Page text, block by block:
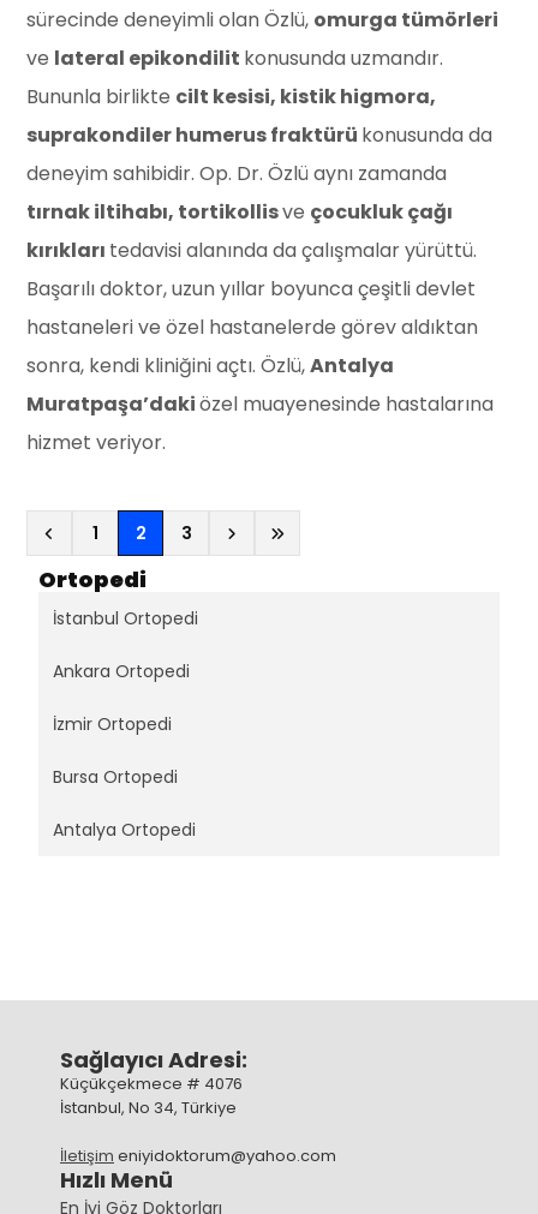
Ortopedi
İstanbul Ortopedi
Ankara Ortopedi
İzmir Ortopedi
Bursa Ortopedi
Antalya Ortopedi
sürecinde deneyimli olan Özlü, omurga tümörleri
ve lateral epikondilit konusunda uzmandır.
Bununla birlikte cilt kesisi, kistik higmora,
suprakondiler humerus fraktürü konusunda da
deneyim sahibidir. Op. Dr. Özlü aynı zamanda
tırnak iltihabı, tortikollisve çocukluk çağı
kırıkları tedavisi alanında da çalışmalar yürüttü.
Başarılı doktor, uzun yıllar boyunca çeşitli devlet
hastaneleri ve özel hastanelerde görev aldıktan
sonra, kendi kliniğini açtı. Özlü,Antalya
Muratpaşa’dakiözel muayenesinde hastalarına
hizmet veriyor.
1 2(current)
3
Sağlayıcı Adresi:
Küçükçekmece # 4076
İstanbul, No 34, Türkiye
İletişim eniyidoktorum@yahoo.com
Hızlı Menü
En İyi Göz Doktorları